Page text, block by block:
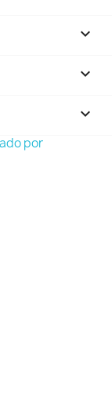


keyboard_arrow_down
por